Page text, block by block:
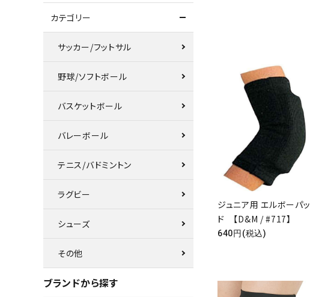
ジュニア用 エルボーパッ
ド 【D&M / #717】
640円(税込)
カテゴリー
サッカー/フットサル
野球/ソフトボール
バスケットボール
バレーボール
テニス/バドミントン
ラグビー
シューズ
その他
ブランドから探す